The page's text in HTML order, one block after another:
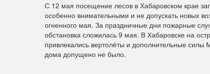
С 12 мая посещение лесов в Хабаровском крае
особенно внимательными и не допускать новых
огненного мая. За праздничные дни пожарные
обстановка сложилась 9 мая. В Хабаровске на
привлекались вертолёты и дополнительные силы
дома допущено не было.